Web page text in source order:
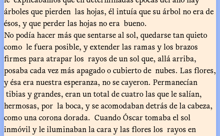
árboles que pierden las hojas, él intuía que su árbol no era de
ésos, y que perder las hojas no era bueno.
No podía hacer más que sentarse al sol, quedarse tan quieto
como le fuera posible, y extender las ramas y los brazos
firmes para atrapar los rayos de un sol que, allá arriba,
posaba cada vez más apagado o cubierto de nubes. Las flores,
y ésa era nuestra esperanza, no se cayeron. Permanecían
tibias y grandes, eran un total de cuatro las que le salían,
hermosas, por la boca, y se acomodaban detrás de la cabeza,
como una corona dorada. Cuando Óscar tomaba el sol
inmóvil y le iluminaban la cara y las flores los rayos en